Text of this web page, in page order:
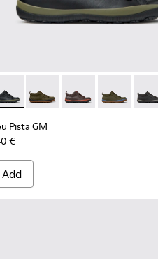
Shoes for Men.
Textile Shoes for Men.
Leather and
001 - Black and Gray
Pista GM - K300285-047 -
Peu Pista GM - K300285-
Peu Pista GM -
Peu Pista
Pista GM
€
Add